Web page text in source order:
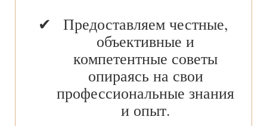
Предоставляем честные,
объективные и
компетентные советы
опираясь на свои
профессиональные знания
и опыт.